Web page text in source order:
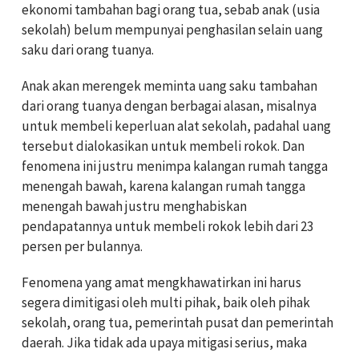
ekonomi tambahan bagi orang tua, sebab anak (usia
sekolah) belum mempunyai penghasilan selain uang
saku dari orang tuanya.
Anak akan merengek meminta uang saku tambahan
dari orang tuanya dengan berbagai alasan, misalnya
untuk membeli keperluan alat sekolah, padahal uang
tersebut dialokasikan untuk membeli rokok. Dan
fenomena ini justru menimpa kalangan rumah tangga
menengah bawah, karena kalangan rumah tangga
menengah bawah justru menghabiskan
pendapatannya untuk membeli rokok lebih dari 23
persen per bulannya.
Fenomena yang amat mengkhawatirkan ini harus
segera dimitigasi oleh multi pihak, baik oleh pihak
sekolah, orang tua, pemerintah pusat dan pemerintah
daerah. Jika tidak ada upaya mitigasi serius, maka